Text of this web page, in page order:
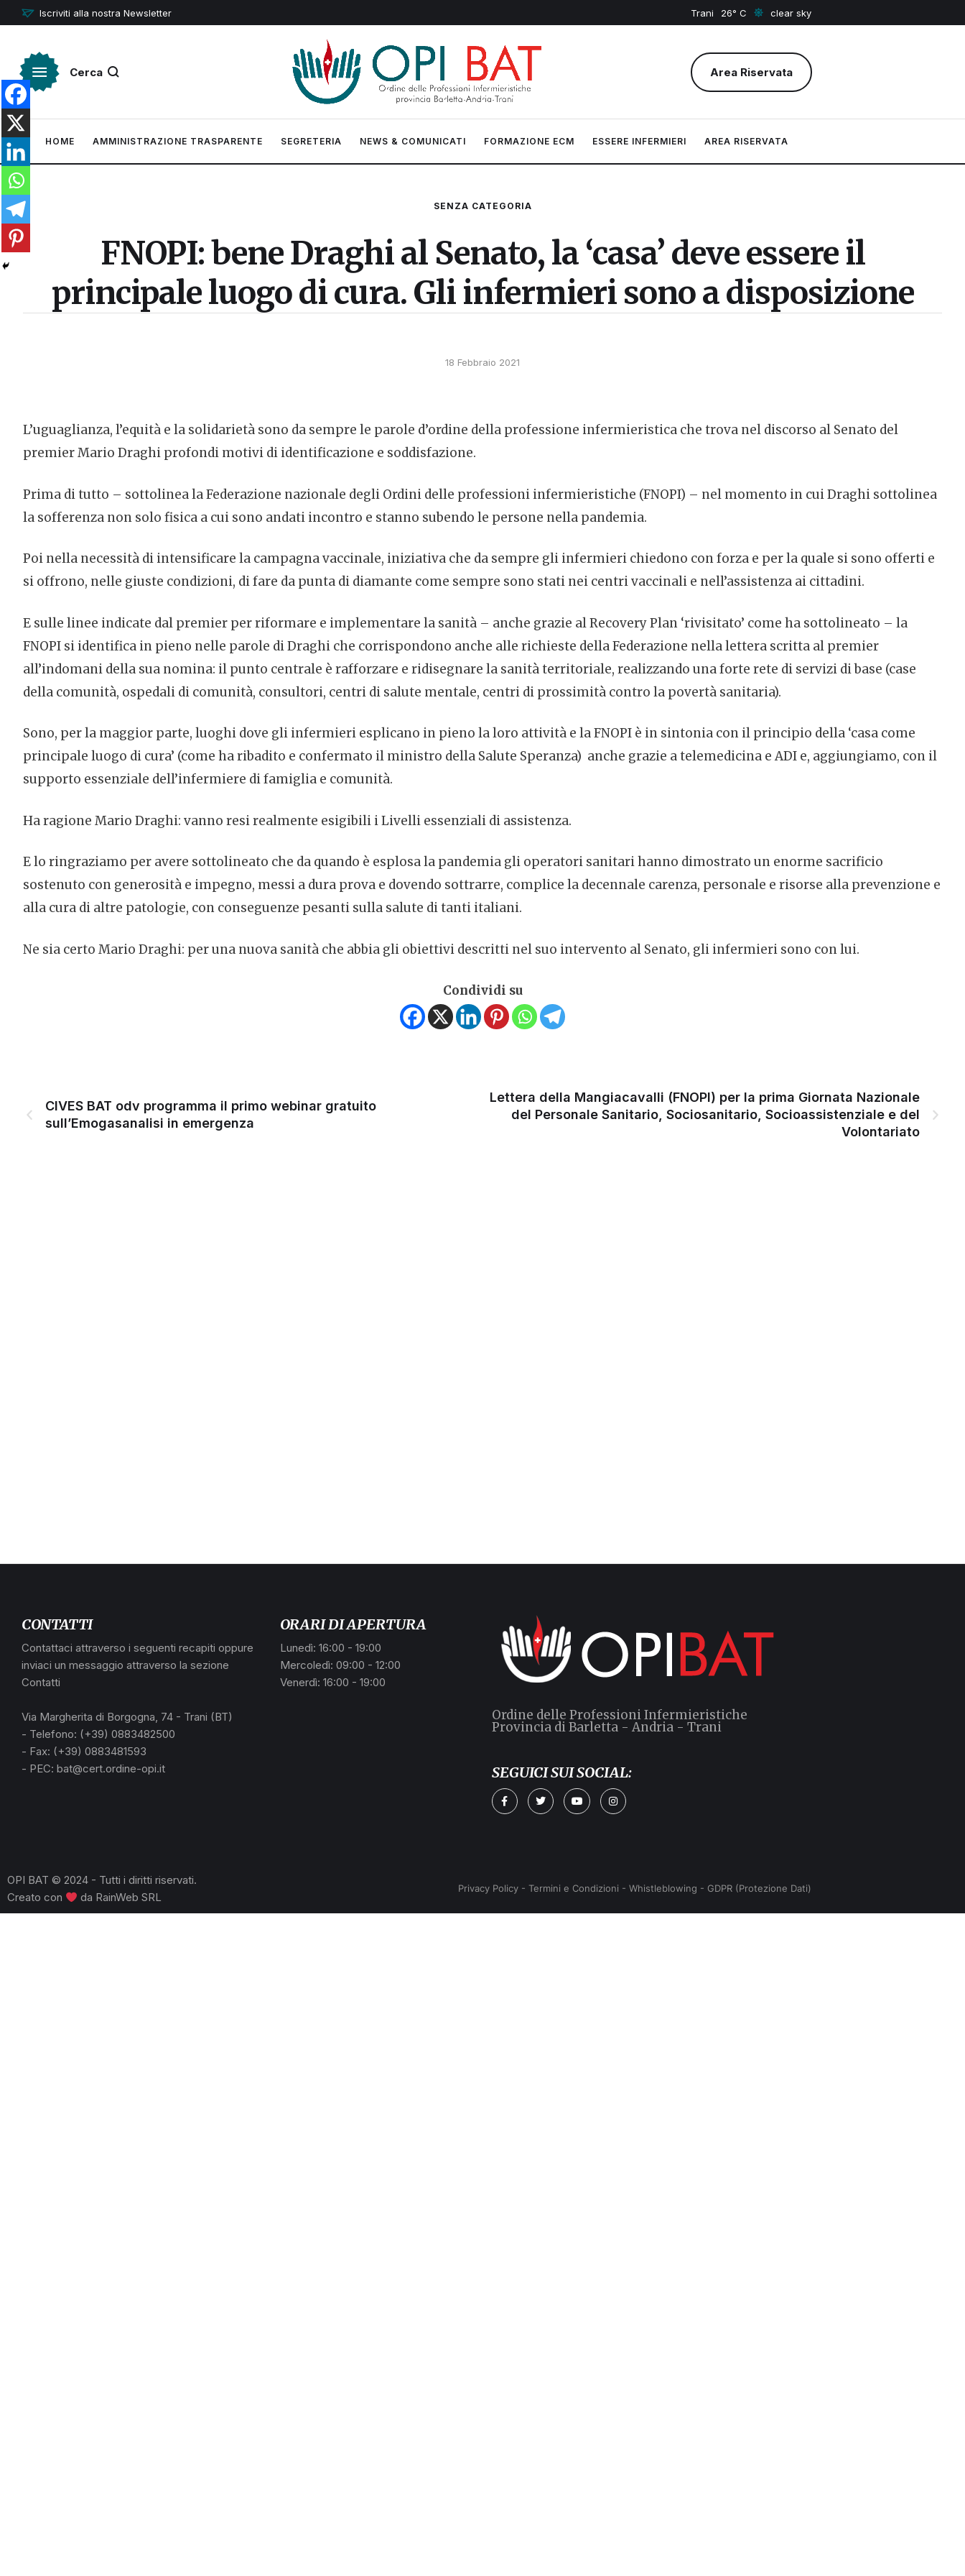
Iscriviti alla nostra Newsletter Trani 26 clear sky
Cerca Area Riservata
HOME AMMINISTRAZIONE TRASPARENTE SEGRETERIA NEWS & COMUNICATI FORMAZIONE ECM ESSERE INFERMIERI AREA RISERVATA
SENZA CATEGORIA
FNOPI: bene Draghi al Senato, la ‘casa’ deve essere il
principale luogo di cura. Gli infermieri sono a disposizione
18 Febbraio 2021
L’uguaglianza, l’equità e la solidarietà sono da sempre le parole d’ordine della professione infermieristica che trova nel discorso al Senato del
premier Mario Draghi profondi motivi di identificazione e soddisfazione.
Prima di tutto – sottolinea la Federazione nazionale degli Ordini delle professioni infermieristiche (FNOPI) – nel momento in cui Draghi sottolinea
la sofferenza non solo fisica a cui sono andati incontro e stanno subendo le persone nella pandemia.
Poi nella necessità di intensificare la campagna vaccinale, iniziativa che da sempre gli infermieri chiedono con forza e per la quale si sono offerti e
si offrono, nelle giuste condizioni, di fare da punta di diamante come sempre sono stati nei centri vaccinali e nell’assistenza ai cittadini.
E sulle linee indicate dal premier per riformare e implementare la sanità – anche grazie al Recovery Plan ‘rivisitato’ come ha sottolineato – la
FNOPI si identifica in pieno nelle parole di Draghi che corrispondono anche alle richieste della Federazione nella lettera scritta al premier
all’indomani della sua nomina: il punto centrale è rafforzare e ridisegnare la sanità territoriale, realizzando una forte rete di servizi di base (case
della comunità, ospedali di comunità, consultori, centri di salute mentale, centri di prossimità contro la povertà sanitaria).
Sono, per la maggior parte, luoghi dove gli infermieri esplicano in pieno la loro attività e la FNOPI è in sintonia con il principio della ‘casa come
principale luogo di cura’ (come ha ribadito e confermato il ministro della Salute Speranza) anche grazie a telemedicina e ADI e, aggiungiamo, con il
supporto essenziale dell’infermiere di famiglia e comunità.
Ha ragione Mario Draghi: vanno resi realmente esigibili i Livelli essenziali di assistenza.
E lo ringraziamo per avere sottolineato che da quando è esplosa la pandemia gli operatori sanitari hanno dimostrato un enorme sacrificio
sostenuto con generosità e impegno, messi a dura prova e dovendo sottrarre, complice la decennale carenza, personale e risorse alla prevenzione e
alla cura di altre patologie, con conseguenze pesanti sulla salute di tanti italiani.
Ne sia certo Mario Draghi: per una nuova sanità che abbia gli obiettivi descritti nel suo intervento al Senato, gli infermieri sono con lui.
Condividi su
CIVES BAT odv programma il primo webinar gratuito
sull’Emogasanalisi in emergenza
Lettera della Mangiacavalli (FNOPI) per la prima Giornata Nazionale
del Personale Sanitario, Sociosanitario, Socioassistenziale e del
Volontariato
CONTATTI
Contattaci attraverso i seguenti recapiti oppure
inviaci un messaggio attraverso la sezione
Contatti
Via Margherita di Borgogna, 74 - Trani (BT)
- Telefono: (+39) 0883482500
- Fax: (+39) 0883481593
- PEC: bat@cert.ordine-opi.it
ORARI DI APERTURA
Lunedì: 16:00 - 19:00
Mercoledì: 09:00 - 12:00
Venerdì: 16:00 - 19:00
Ordine delle Professioni Infermieristiche
Provincia di Barletta - Andria - Trani
SEGUICI SUI SOCIAL:
OPI BAT © 2024 - Tutti i diritti riservati.
Creato con
da RainWeb SRL
Privacy Policy - Termini e Condizioni - Whistleblowing - GDPR (Protezione Dati)